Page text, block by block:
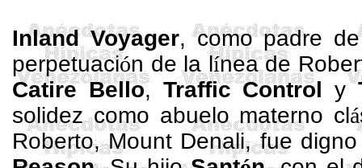
Inland Voyager, como padre
perpetuación de la línea de
Catire Bello, TrafficControl y
solidez como abuelo materno clá
Roberto,Mount Denali, fue